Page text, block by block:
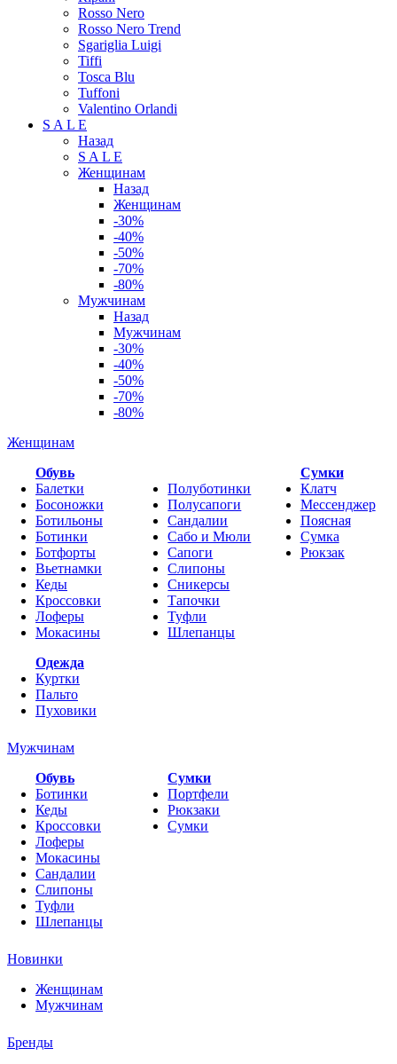
Rosso Nero
Rosso Nero Trend
Sgariglia Luigi
Tiffi
Tosca Blu
Tuffoni
Valentino Orlandi
S A L E
Назад
S A L E
Женщинам
Назад
Женщинам
-30%
-40%
-50%
-70%
-80%
Мужчинам
Назад
Мужчинам
-30%
-40%
-50%
-70%
-80%
Женщинам
Обувь
Балетки
Босоножки
Ботильоны
Ботинки
Ботфорты
Вьетнамки
Кеды
Кроссовки
Лоферы
Мокасины
Полуботинки
Полусапоги
Сандалии
Сабо и Мюли
Сапоги
Слипоны
Сникерсы
Тапочки
Туфли
Шлепанцы
Cумки
Клатч
Мессенджер
Поясная
Сумка
Рюкзак
Одежда
Куртки
Пальто
Пуховики
Мужчинам
Обувь
Ботинки
Кеды
Кроссовки
Лоферы
Мокасины
Сандалии
Слипоны
Туфли
Шлепанцы
Сумки
Портфели
Рюкзаки
Сумки
Новинки
Женщинам
Мужчинам
Бренды